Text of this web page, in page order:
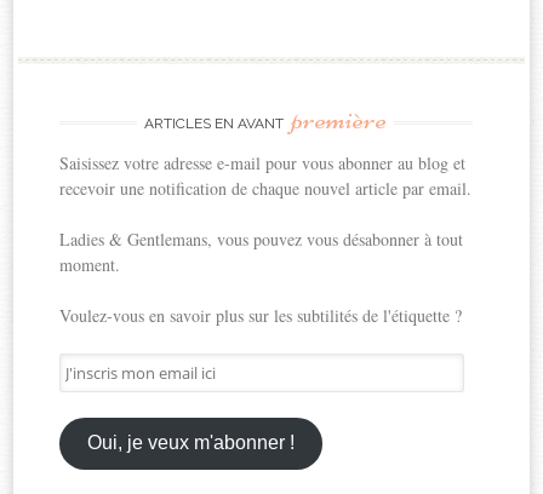
ARTICLES EN AVANT première
Saisissez votre adresse e-mail pour vous abonner au blog et
recevoir une notification de chaque nouvel article par email.
Ladies & Gentlemans, vous pouvez vous désabonner à tout
moment.
Voulez-vous en savoir plus sur les subtilités de l'étiquette ?
J'inscris
mon
email
ici
Oui, je veux m'abonner !